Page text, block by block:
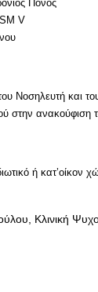
Πόνος
V
Νοσηλευτή και
στην ανακούφιση
ή κατ’οίκον
Κλινική